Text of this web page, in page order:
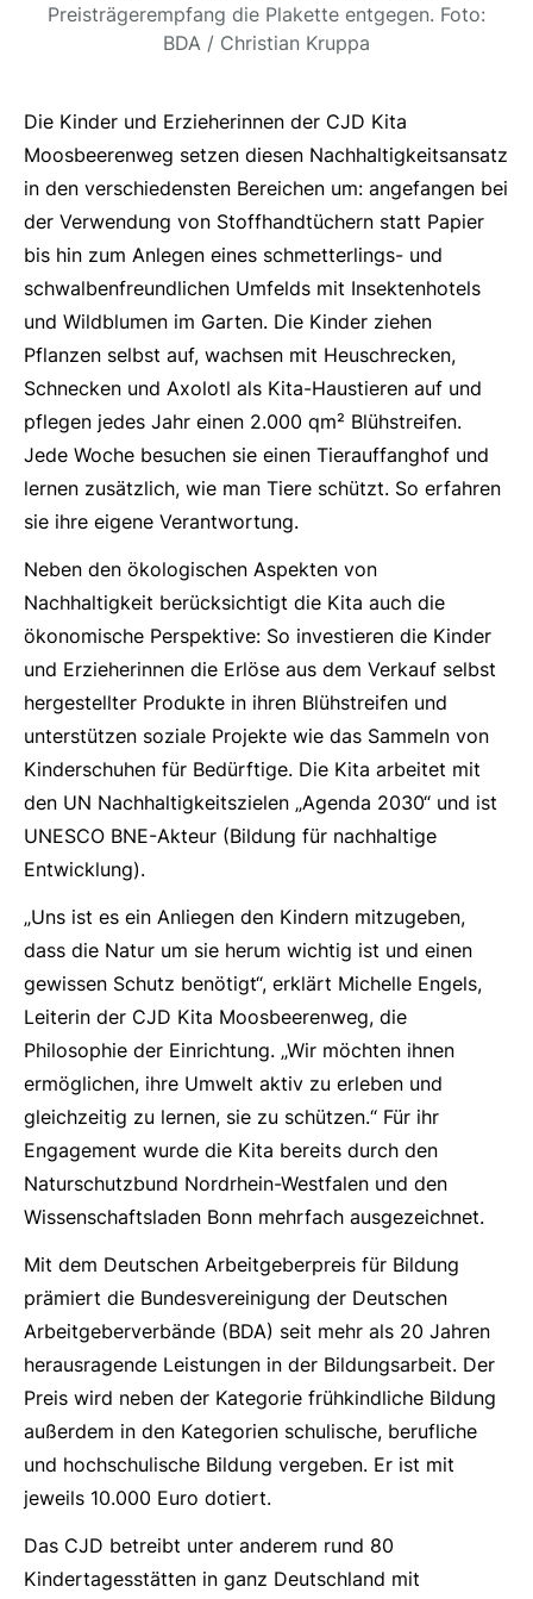
Preisträgerempfang die Plakette entgegen. Foto:
BDA / Christian Kruppa
Die Kinder und Erzieherinnen der CJD Kita
Moosbeerenweg setzen diesen Nachhaltigkeitsansatz
in den verschiedensten Bereichen um: angefangen bei
der Verwendung von Stoffhandtüchern statt Papier
bis hin zum Anlegen eines schmetterlings- und
schwalbenfreundlichen Umfelds mit Insektenhotels
und Wildblumen im Garten. Die Kinder ziehen
Pflanzen selbst auf, wachsen mit Heuschrecken,
Schnecken und Axolotl als Kita-Haustieren auf und
pflegen jedes Jahr einen 2.000 qm² Blühstreifen.
Jede Woche besuchen sie einen Tierauffanghof und
lernen zusätzlich, wie man Tiere schützt. So erfahren
sie ihre eigene Verantwortung.
Neben den ökologischen Aspekten von
Nachhaltigkeit berücksichtigt die Kita auch die
ökonomische Perspektive: So investieren die Kinder
und Erzieherinnen die Erlöse aus dem Verkauf selbst
hergestellter Produkte in ihren Blühstreifen und
unterstützen soziale Projekte wie das Sammeln von
Kinderschuhen für Bedürftige. Die Kita arbeitet mit
den UN Nachhaltigkeitszielen „Agenda 2030“ und ist
UNESCO BNE-Akteur (Bildung für nachhaltige
Entwicklung).
„Uns ist es ein Anliegen den Kindern mitzugeben,
dass die Natur um sie herum wichtig ist und einen
gewissen Schutz benötigt“, erklärt Michelle Engels,
Leiterin der CJD Kita Moosbeerenweg, die
Philosophie der Einrichtung. „Wir möchten ihnen
ermöglichen, ihre Umwelt aktiv zu erleben und
gleichzeitig zu lernen, sie zu schützen.“ Für ihr
Engagement wurde die Kita bereits durch den
Naturschutzbund Nordrhein-Westfalen und den
Wissenschaftsladen Bonn mehrfach ausgezeichnet.
Mit dem Deutschen Arbeitgeberpreis für Bildung
prämiert die Bundesvereinigung der Deutschen
Arbeitgeberverbände (BDA) seit mehr als 20 Jahren
herausragende Leistungen in der Bildungsarbeit. Der
Preis wird neben der Kategorie frühkindliche Bildung
außerdem in den Kategorien schulische, berufliche
und hochschulische Bildung vergeben. Er ist mit
jeweils 10.000 Euro dotiert.
Das CJD betreibt unter anderem rund 80
Kindertagesstätten in ganz Deutschland mit